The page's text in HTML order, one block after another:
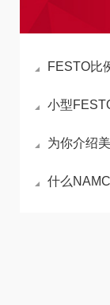
FESTO比例
小型FESTO气
为你介绍
什么NAMCO